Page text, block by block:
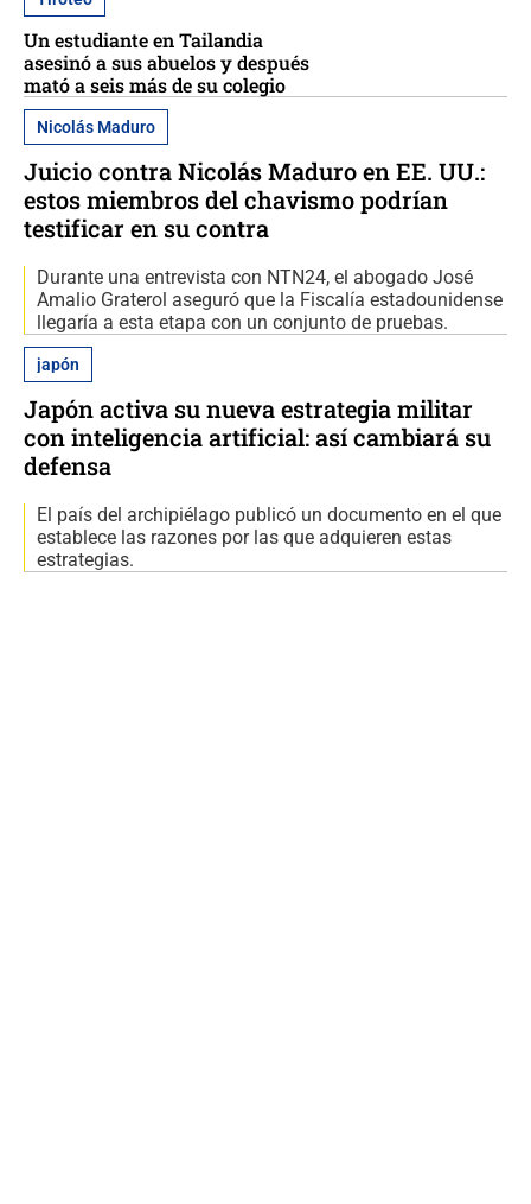
Un estudiante en Tailandia
asesinó a sus abuelos y después
mató a seis más de su colegio
Nicolás Maduro
Juicio contra Nicolás Maduro en EE. UU.:
estos miembros del chavismo podrían
testificar en su contra
Durante una entrevista con NTN24, el abogado José
Amalio Graterol aseguró que la Fiscalía estadounidense
llegaría a esta etapa con un conjunto de pruebas.
japón
Japón activa su nueva estrategia militar
con inteligencia artificial: así cambiará su
defensa
El país del archipiélago publicó un documento en el que
establece las razones por las que adquieren estas
estrategias.